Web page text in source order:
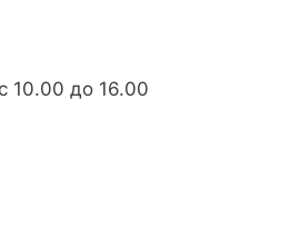
10.00 до 16.00